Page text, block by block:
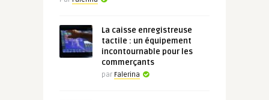
La caisse enregistreuse
tactile : un équipement
incontournable pour les
commerçants
par Falerina